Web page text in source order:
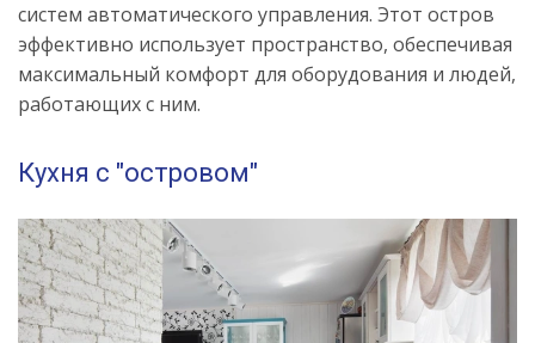
систем автоматического управления. Этот остров
эффективно использует пространство, обеспечивая
максимальный комфорт для оборудования и людей,
работающих с ним.
Кухня с "островом"